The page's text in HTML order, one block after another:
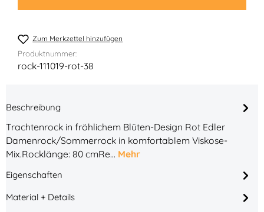
Zum Merkzettel hinzufügen
Produktnummer:
rock-111019-rot-38
Beschreibung
Trachtenrock in fröhlichem Blüten-Design Rot Edler
Damenrock/Sommerrock in komfortablem Viskose-
Mix.Rocklänge: 80 cmRe… Mehr
Eigenschaften
Material + Details